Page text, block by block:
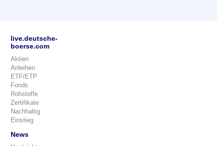
live.deutsche-
boerse.com
Aktien
Anleihen
ETF/ETP
Fonds
Rohstoffe
Zertifikate
Nachhaltig
Einstieg
News